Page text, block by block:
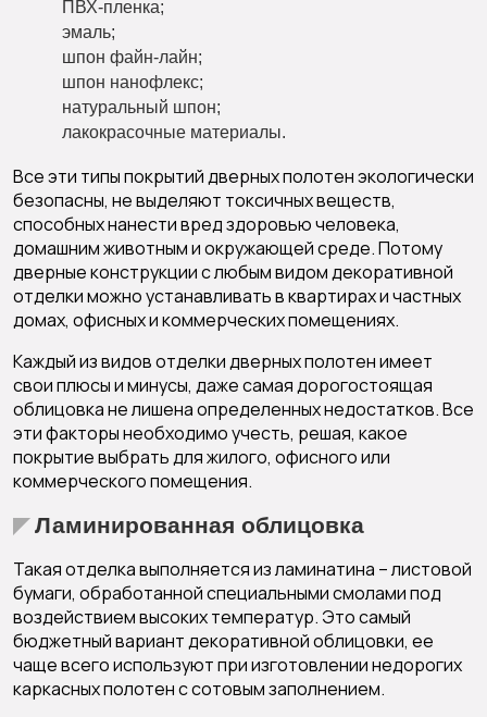
ПВХ-пленка;
эмаль;
шпон файн-лайн;
шпон нанофлекс;
натуральный шпон;
лакокрасочные материалы.
Все эти типы покрытий дверных полотен экологически
безопасны, не выделяют токсичных веществ,
способных нанести вред здоровью человека,
домашним животным и окружающей среде. Потому
дверные конструкции с любым видом декоративной
отделки можно устанавливать в квартирах и частных
домах, офисных и коммерческих помещениях.
Каждый из видов отделки дверных полотен имеет
свои плюсы и минусы, даже самая дорогостоящая
облицовка не лишена определенных недостатков. Все
эти факторы необходимо учесть, решая, какое
покрытие выбрать для жилого, офисного или
коммерческого помещения.
Ламинированная облицовка
Такая отделка выполняется из ламинатина – листовой
бумаги, обработанной специальными смолами под
воздействием высоких температур. Это самый
бюджетный вариант декоративной облицовки, ее
чаще всего используют при изготовлении недорогих
каркасных полотен с сотовым заполнением.